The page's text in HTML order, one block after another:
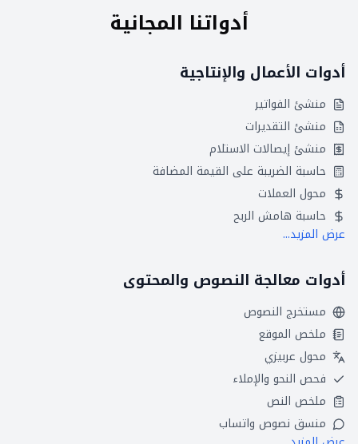
أدواتنا المجانية
أدوات الأعمال والإنتاجية
منشئ الفواتير
منشئ التقديرات
منشئ إيصالات الاستلام
حاسبة الضريبة على القيمة المضافة
محول العملات
حاسبة هامش الربح
عرض المزيد...
أدوات معالجة النصوص والمحتوى
مستخرج النصوص
ملخص الموقع
محول عربيزي
فحص النحو والإملاء
ملخص النص
منسق نصوص واتساب